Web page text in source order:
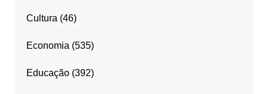
Cultura (46)
Economia (535)
Educação(392)